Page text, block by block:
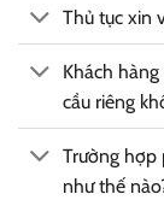
Thủ tục xin
Khách
cầu riêng
Trường hợp
như thế